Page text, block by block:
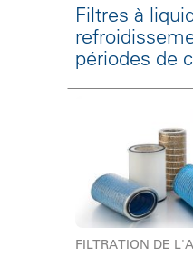
Filtres à
périodes de
FILTRATION DE